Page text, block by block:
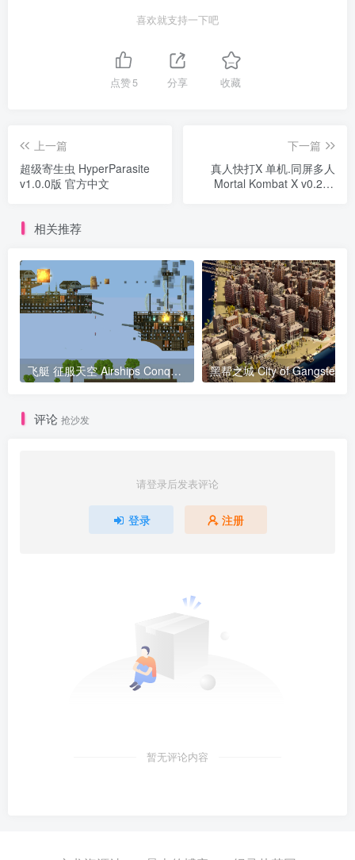
喜欢就支持一下吧
点赞5 分享 收藏
上一篇
超级寄生虫 HyperParasite
v1.0.0版 官方中文
下一篇
真人快打X 单机.同屏多人
Mortal Kombat X v0.221
相关推荐
飞艇 征服天空 Airships Conquer the Skies v1.2.7.3g版 官方中文
评论 抢沙发
请登录后发表评论
登录 注册
暂无评论内容